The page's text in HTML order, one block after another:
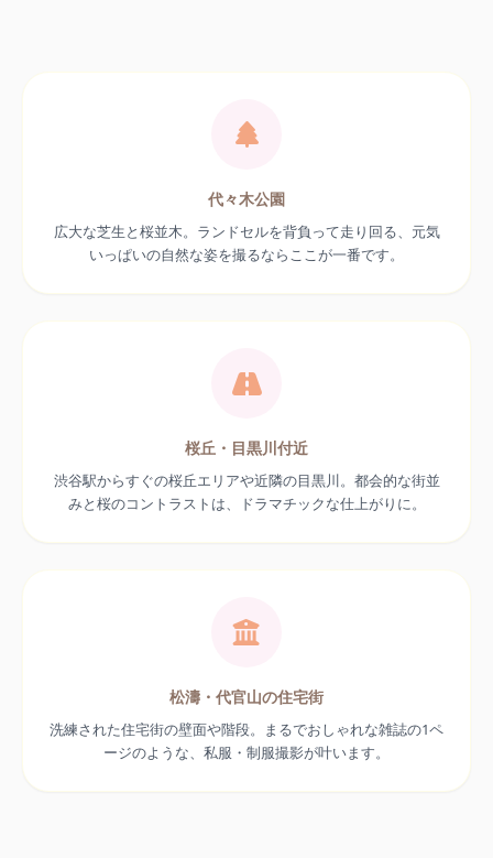
代々木公園
広大な芝生と桜並木。ランドセルを背負って走り回る、元気
いっぱいの自然な姿を撮るならここが一番です。
桜丘・目黒川付近
渋谷駅からすぐの桜丘エリアや近隣の目黒川。都会的な街並
みと桜のコントラストは、ドラマチックな仕上がりに。
松濤・代官山の住宅街
洗練された住宅街の壁面や階段。まるでおしゃれな雑誌の1ペ
ージのような、私服・制服撮影が叶います。